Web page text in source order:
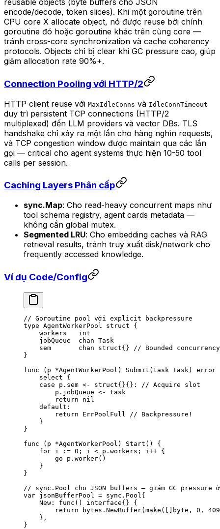
reusable objects (byte buffers cho JSON
encode/decode, token slices). Khi một goroutine trên
CPU core X allocate object, nó được reuse bởi chính
goroutine đó hoặc goroutine khác trên cùng core —
tránh cross-core synchronization và cache coherency
protocols. Objects chỉ bị clear khi GC pressure cao, giúp
giảm allocation rate 90%+.
Connection Pooling với HTTP/2
HTTP client reuse với MaxIdleConns và IdleConnTimeout
duy trì persistent TCP connections (HTTP/2
multiplexed) đến LLM providers và vector DBs. TLS
handshake chỉ xảy ra một lần cho hàng nghìn requests,
và TCP congestion window được maintain qua các lần
gọi — critical cho agent systems thực hiện 10-50 tool
calls per session.
Caching Layers Phân cấp
sync.Map: Cho read-heavy concurrent maps như
tool schema registry, agent cards metadata —
không cần global mutex.
Segmented LRU: Cho embedding caches và RAG
retrieval results, tránh truy xuất disk/network cho
frequently accessed knowledge.
Ví dụ Code/Config
// Goroutine pool với explicit backpressure
type AgentWorkerPool struct {
    workers
int
    jobQueue
chan Task
    sem
chan struct{}
// Bounded concurrency
}
func ( p *AgentWorkerPool ) Submit (task Task ) error
    select
{
    case
p.sem <- struct{}{}:
// Acquire slot
        p.jobQueue
<-
task
        return
nil
    default
:
        return
ErrPoolFull
// Backpressure!
    }
}
func ( p *AgentWorkerPool ) Start () {
    for
i := 0 ; i < p.workers; i ++ {
        go
p. worker()
    }
}
// sync.Pool cho JSON buffers — giảm GC
var jsonBufferPool = sync . Pool {
    New:
func () interface{} {
        return
bytes. NewBuffer(make ([] byte , 0 ,
    },
}